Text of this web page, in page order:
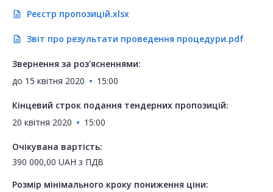
description Реєстр пропозицій.xlsx
description Звіт про результати проведення процедури.pdf
Звернення за роз'ясненнями:
до 15 квітня 2020 15:00
Кінцевий строк подання тендерних пропозицій:
20 квітня 2020
15:00
Очікувана вартість:
390 000,00 UAH з ПДВ
Розмір мінімального кроку пониження ціни: